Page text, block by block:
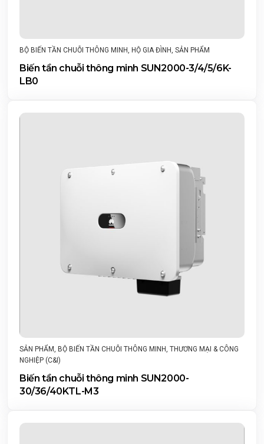
BỘ BIẾN TẦN CHUỖI THÔNG MINH, HỘ GIA ĐÌNH, SẢN PHẨM
Biến tần chuỗi thông minh SUN2000-3/4/5/6K-
LB0
SẢN PHẨM, BỘ BIẾN TẦN CHUỖI THÔNG MINH, THƯƠNG MẠI & CÔNG
NGHIỆP (C&I)
Biến tần chuỗi thông minh SUN2000-
30/36/40KTL-M3